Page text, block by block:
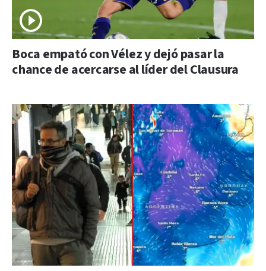
Boca empató con Vélez y dejó pasar la
chance de acercarse al líder del Clausura